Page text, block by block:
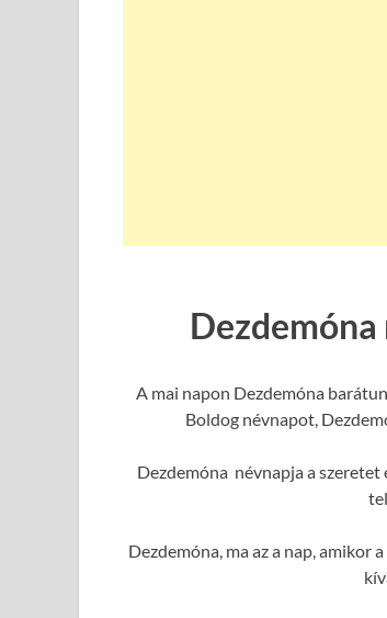
A mai napon Dezdemóna
Boldog névnapot,
Dezdemóna névnapja a szeretet
Dezdemóna, ma az a nap, amikor